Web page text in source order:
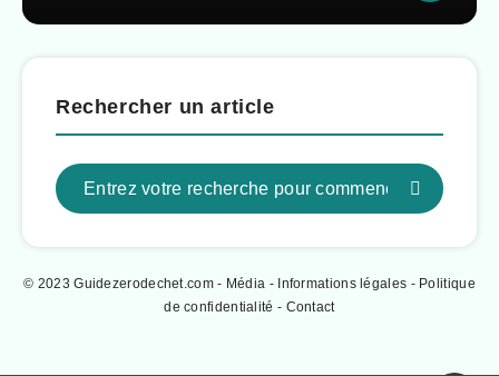
Rechercher un article
© 2023 Guidezerodechet.com - Média - Informations légales - Politique
de confidentialité - Contact